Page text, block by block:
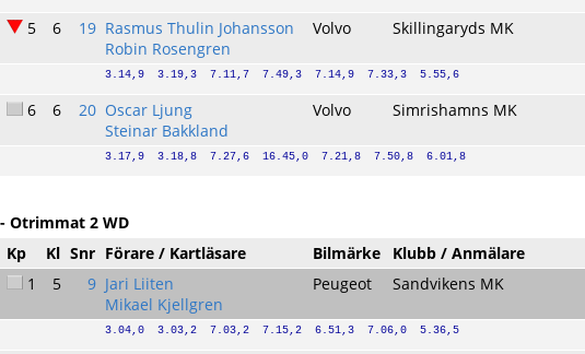
5 6 19 Rasmus Thulin Johansson
Robin Rosengren
Volvo Skillingaryds MK
3.14,9  3.19,3  7.11,7  7.49,3  7.14,9  7.33,3  5.55,6
6 6 20 Oscar Ljung
Steinar Bakkland
Volvo Simrishamns MK
3.17,9  3.18,8  7.27,6  16.45,0  7.21,8  7.50,8  6.01,8
- Otrimmat 2 WD
Kp Kl Snr Förare / Kartläsare Bilmärke Klubb / Anmälare
1 5 9 Jari Liiten
Mikael Kjellgren
Peugeot Sandvikens MK
3.04,0  3.03,2  7.03,2  7.15,2  6.51,3  7.06,0  5.36,5